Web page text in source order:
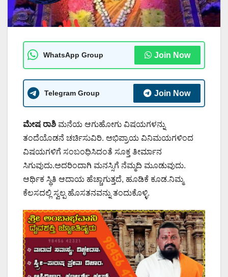
WhatsApp Group Join Now
Telegram Group Join Now
ಮೇಷ ರಾಶಿ ಮನೆಯ ಆಗುಹೋಗು ವಿಷಯಗಳನ್ನು
ತಂದೆಯೊಡನೆ ಚರ್ಚಿಸುವಿರಿ. ಅಭಿಪ್ರಾಯ ವಿನಿಮಯಗಳಿಂದ
ವಿಷಯಗಳಿಗೆ ಸಂಬಂಧಿಸಿದಂತೆ ಸೂಕ್ತ ತೀರ್ಮಾನ
ಸಿಗುವುದು.ಅದರಿಂದಾಗಿ ಮನಸ್ಸಿಗೆ ನೆಮ್ಮದಿ ಮೂಡುವುದು.
ಆರ್ಥಿಕ ಸ್ಥಿತಿ ಆದಾಯ ಹೆಚ್ಚಾಗುತ್ತದೆ, ಹೂಡಿಕೆ ಕೂಡ.ನಿಮ್ಮ
ಕೆಲಸದಲ್ಲಿ ಸ್ವಲ್ಪ ಹೊಸತನವನ್ನು ತಂದುಕೊಳ್ಳಿ.